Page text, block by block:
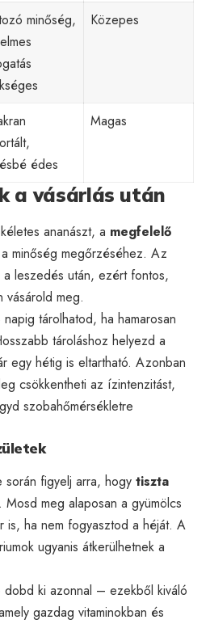
minőség,
Közepes
édes
Magas
a vásárlás után
ananászt, a megfelelő
minőség megőrzéséhez. Az
leszedés után, ezért fontos,
vásárold meg.
tárolhatod, ha hamarosan
tároláshoz helyezd a
egy hétig is eltartható. Azonban
csökkentheti az ízintenzitást,
szobahőmérsékletre
figyelj arra, hogy tiszta
meg alaposan a gyümölcs
is, ha nem fogyasztod a héját. A
ugyanis átkerülhetnek a
ki azonnal – ezekből kiváló
gazdag vitaminokban és